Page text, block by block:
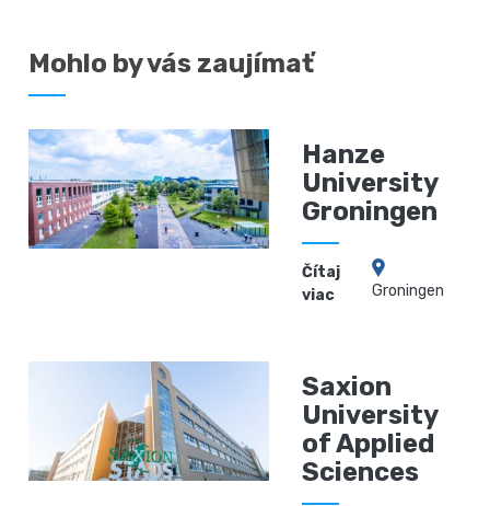
Mohlo by vás zaujímať
Hanze
University
Groningen
Čítaj
viac
Groningen
Saxion
University
of Applied
Sciences